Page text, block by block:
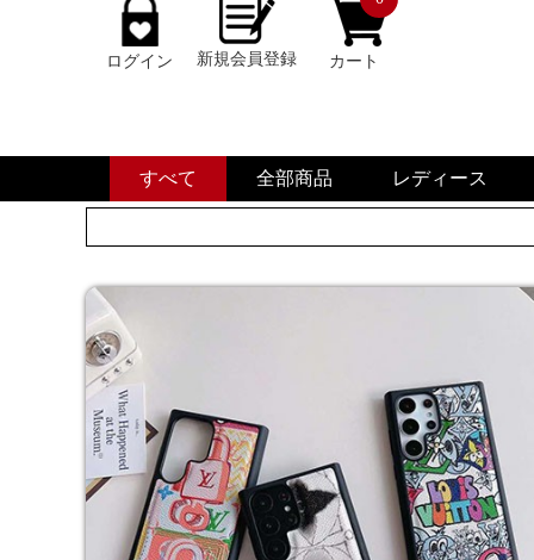
ログイン 新規会員登録 カート
すべて 全部商品 レディース